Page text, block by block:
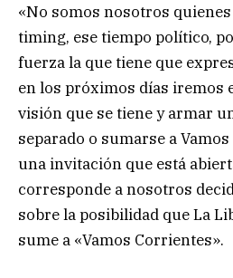
«No somos nosotros
timing, ese tiempo político,
fuerza la que tiene que
en los próximos días iremos
visión que se tiene y armar
separado o sumarse a
una invitación que está
corresponde a nosotros
sobre la posibilidad que La
sume a «Vamos Corrientes».